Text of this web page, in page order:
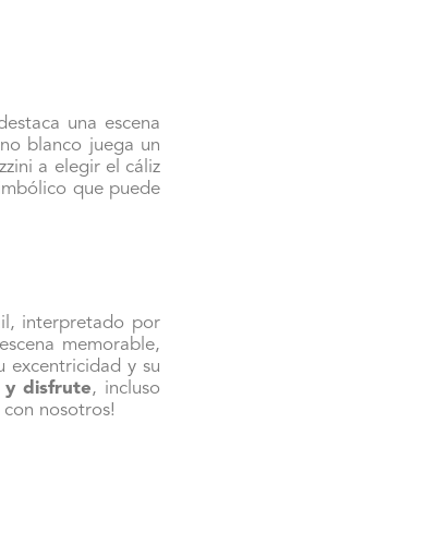
una escena
blanco juega un
a elegir el cáliz
que puede
interpretado por
memorable,
excentricidad y su
y disfrute, incluso
nosotros!